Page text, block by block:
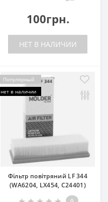
100грн.
НЕТ В НАЛИЧИИ
Популярный
нет в наличии
Фільтр повітряний LF 344
(WA6204, LX454, C24401)